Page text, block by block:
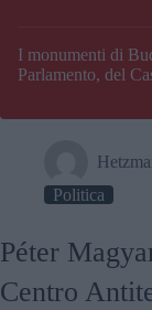
I monumenti di
Parlamento, del
Politica
Péter
Centro